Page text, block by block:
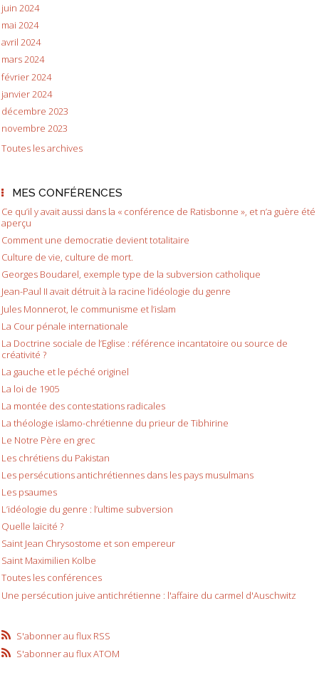
juin 2024
mai 2024
avril 2024
mars 2024
février 2024
janvier 2024
décembre 2023
novembre 2023
Toutes les archives
MES CONFÉRENCES
Ce qu’il y avait aussi dans la « conférence de Ratisbonne », et n’a guère été
aperçu
Comment une democratie devient totalitaire
Culture de vie, culture de mort.
Georges Boudarel, exemple type de la subversion catholique
Jean-Paul II avait détruit à la racine l’idéologie du genre
Jules Monnerot, le communisme et l’islam
La Cour pénale internationale
La Doctrine sociale de l’Eglise : référence incantatoire ou source de
créativité ?
La gauche et le péché originel
La loi de 1905
La montée des contestations radicales
La théologie islamo-chrétienne du prieur de Tibhirine
Le Notre Père en grec
Les chrétiens du Pakistan
Les persécutions antichrétiennes dans les pays musulmans
Les psaumes
L’idéologie du genre : l’ultime subversion
Quelle laïcité ?
Saint Jean Chrysostome et son empereur
Saint Maximilien Kolbe
Toutes les conférences
Une persécution juive antichrétienne : l'affaire du carmel d'Auschwitz
S'abonner au flux RSS
S'abonner au flux ATOM